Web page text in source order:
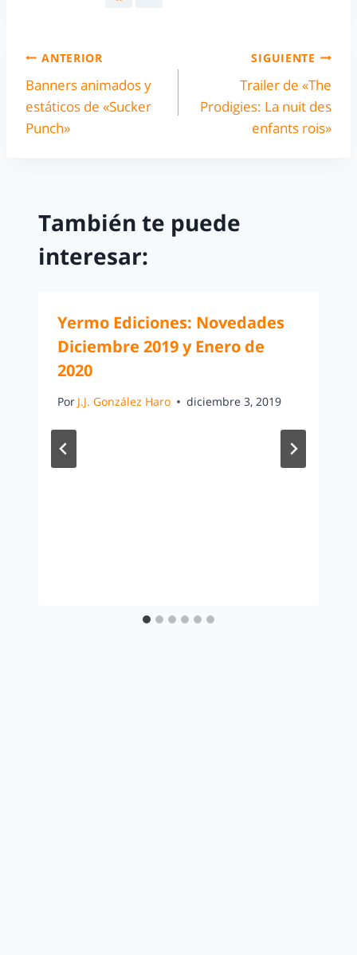
ANTERIOR
Banners animados y
estáticos de «Sucker
Punch»
SIGUIENTE
Trailer de «The
Prodigies: La nuit des
enfants rois»
También te puede
interesar:
Yermo Ediciones: Novedades
Diciembre 2019 y Enero de
2020
Por J.J. González Haro diciembre 3, 2019